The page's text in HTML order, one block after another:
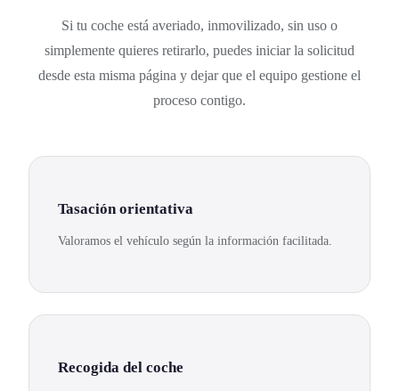
Si tu coche está averiado, inmovilizado, sin uso o
simplemente quieres retirarlo, puedes iniciar la solicitud
desde esta misma página y dejar que el equipo gestione el
proceso contigo.
Tasación orientativa
Valoramos el vehículo según la información facilitada.
Recogida del coche